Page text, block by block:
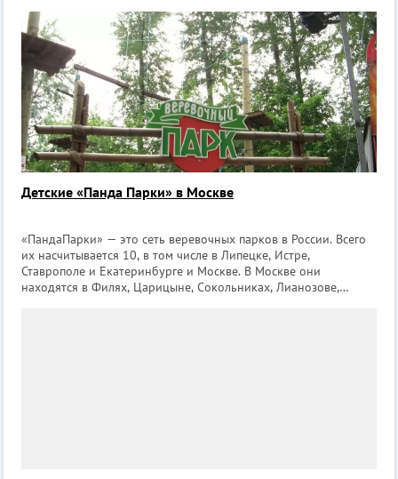
действительности. Итак: «Москв
Детские «Панда Парки» в Москве
«ПандаПарки» — это сеть веревочных парков в России. Всего
их насчитывается 10, в том числе в Липецке, Истре,
Ставрополе и Екатеринбурге и Москве. В Москве они
находятся в Филях, Царицыне, Сокольниках, Лианозове,